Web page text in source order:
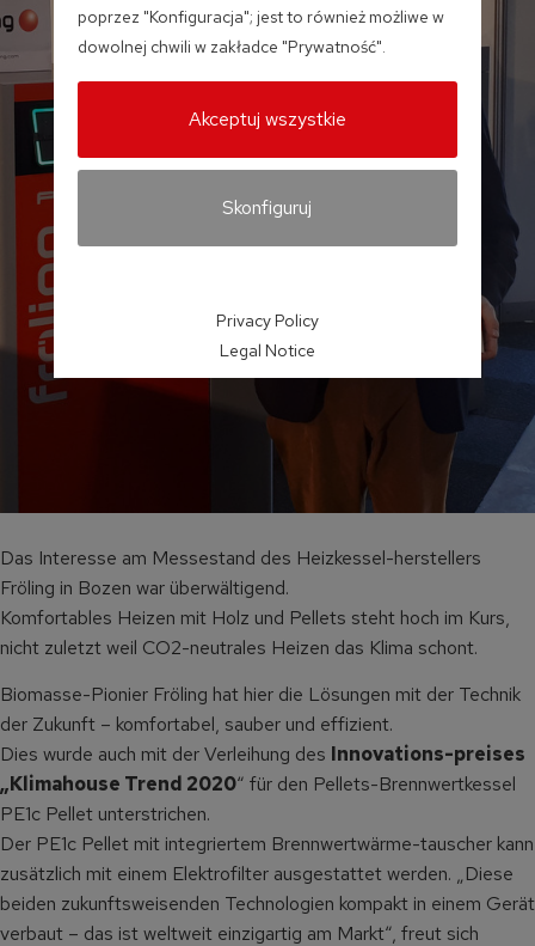
Das Interesse am Messestand des Heizkessel-herstellers
Fröling in Bozen war überwältigend.
Komfortables Heizen mit Holz und Pellets steht hoch im Kurs,
nicht zuletzt weil CO2-neutrales Heizen das Klima schont.
Biomasse-Pionier Fröling hat hier die Lösungen mit der Technik
der Zukunft – komfortabel, sauber und effizient.
Dies wurde auch mit der Verleihung des Innovations-preises
„Klimahouse Trend 2020“ für den Pellets-Brennwertkessel
PE1c Pellet unterstrichen.
Der PE1c Pellet mit integriertem Brennwertwärme-tauscher kann
zusätzlich mit einem Elektrofilter ausgestattet werden. „Diese
beiden zukunftsweisenden Technologien kompakt in einem Gerät
verbaut – das ist weltweit einzigartig am Markt“, freut sich
poprzez "Konfiguracja"; jest to również możliwe w
dowolnej chwili w zakładce "Prywatność".
Akceptuj wszystkie
Skonfiguruj
Privacy Policy
Legal Notice